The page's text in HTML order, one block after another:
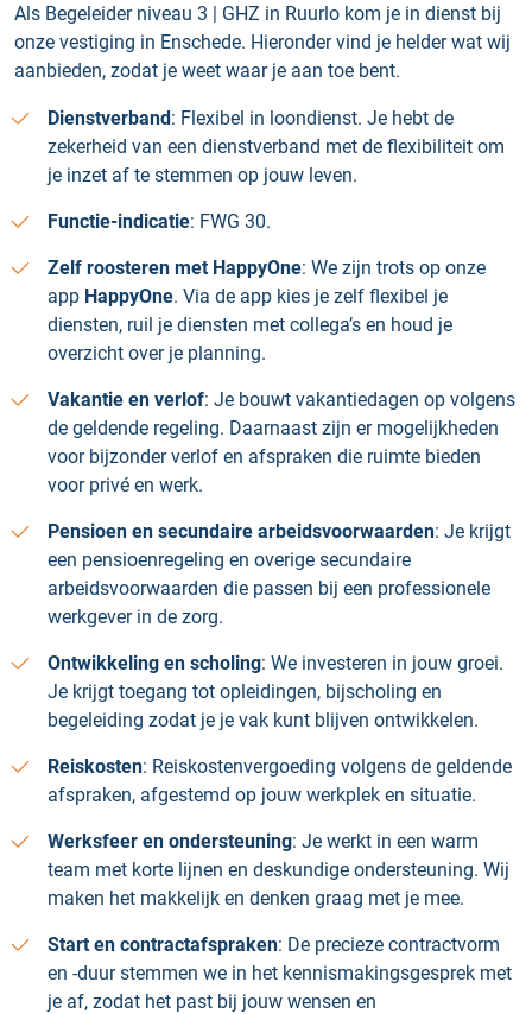
Als Begeleider niveau 3 | GHZ in Ruurlo kom je in dienst bij
onze vestiging in Enschede. Hieronder vind je helder wat wij
aanbieden, zodat je weet waar je aan toe bent.
Dienstverband: Flexibel in loondienst. Je hebt de
zekerheid van een dienstverband met de flexibiliteit om
je inzet af te stemmen op jouw leven.
Functie-indicatie: FWG 30.
Zelf roosteren met HappyOne: We zijn trots op onze
app HappyOne. Via de app kies je zelf flexibel je
diensten, ruil je diensten met collega’s en houd je
overzicht over je planning.
Vakantie en verlof: Je bouwt vakantiedagen op volgens
de geldende regeling. Daarnaast zijn er mogelijkheden
voor bijzonder verlof en afspraken die ruimte bieden
voor privé en werk.
Pensioen en secundaire arbeidsvoorwaarden: Je krijgt
een pensioenregeling en overige secundaire
arbeidsvoorwaarden die passen bij een professionele
werkgever in de zorg.
Ontwikkeling en scholing: We investeren in jouw groei.
Je krijgt toegang tot opleidingen, bijscholing en
begeleiding zodat je je vak kunt blijven ontwikkelen.
Reiskosten: Reiskostenvergoeding volgens de geldende
afspraken, afgestemd op jouw werkplek en situatie.
Werksfeer en ondersteuning: Je werkt in een warm
team met korte lijnen en deskundige ondersteuning. Wij
maken het makkelijk en denken graag met je mee.
Start en contractafspraken: De precieze contractvorm
en -duur stemmen we in het kennismakingsgesprek met
je af, zodat het past bij jouw wensen en